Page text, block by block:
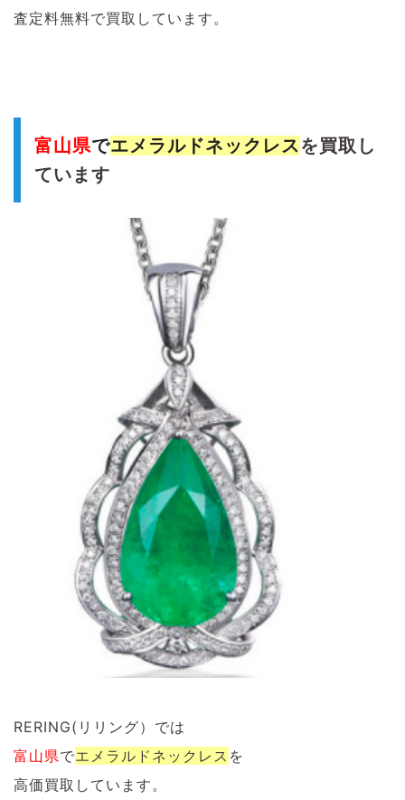
査定料無料で買取しています。
富山県でエメラルドネックレス を買取し
ています
RERING(リリング）では
富山県でエメラルド ネックレス を
高価買取しています。